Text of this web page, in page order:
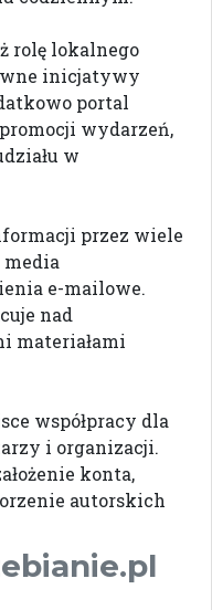
rolę lokalnego
inicjatywy
portal
wydarzeń,
w
przez wiele
e-mailowe.
nad
materiałami
współpracy dla
i organizacji.
konta,
autorskich